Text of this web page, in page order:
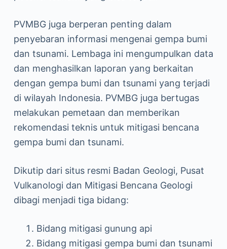
PVMBG juga berperan penting dalam
penyebaran informasi mengenai gempa bumi
dan tsunami. Lembaga ini mengumpulkan data
dan menghasilkan laporan yang berkaitan
dengan gempa bumi dan tsunami yang terjadi
di wilayah Indonesia. PVMBG juga bertugas
melakukan pemetaan dan memberikan
rekomendasi teknis untuk mitigasi bencana
gempa bumi dan tsunami.
Dikutip dari situs resmi Badan Geologi, Pusat
Vulkanologi dan Mitigasi Bencana Geologi
dibagi menjadi tiga bidang:
Bidang mitigasi gunung api
Bidang mitigasi gempa bumi dan tsunami